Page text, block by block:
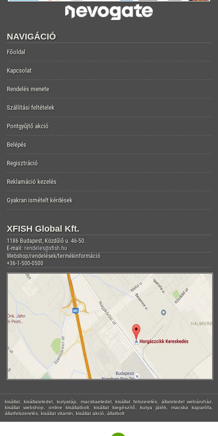
NAVIGÁCIÓ
Főoldal
Kapcsolat
Rendelés menete
Szállítási feltételek
Pontgyűjtő akció
Belépés
Regisztráció
Reklamáció kezelés
Gyakran ismételt kérdések
XFISH Global Kft.
1186 Budapest, Közdűlő u. 46-50.
E-mail: rendeles@xfish.hu
Webshop/rendelések/termékinformáció
+36-1-500-0500
kisállat, kisállateledel, kutyatáp, macskaeledel, kisállat felszerelés, állateledel webáruház,
kisállat webshop, online kisállatbolt, kisállat kiegészítő, kutya játék, macska kaparófa,
állatfelszerelés, kisállat vitamin, kisállat akció, állatbolt